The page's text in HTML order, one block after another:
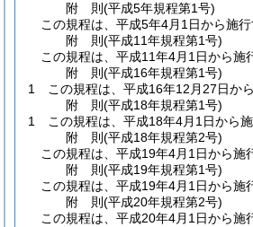
附 則(平成5年規程第1号)
この規程は、平成5年4月1日から施行
附 則(平成11年規程第1号)
この規程は、平成11年4月1日から施
附 則(平成16年規程第1号)
1
この規程は、平成16年12月27日から
附 則(平成18年規程第1号)
1
この規程は、平成18年4月1日から施
附 則(平成18年規程第2号)
この規程は、平成19年4月1日から施
附 則(平成19年規程第1号)
この規程は、平成19年4月1日から施
附 則(平成20年規程第2号)
この規程は、平成20年4月1日から施